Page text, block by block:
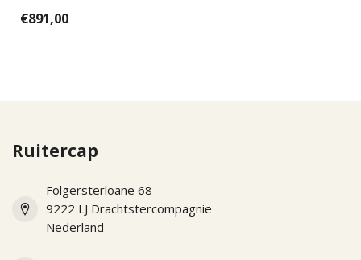
wensen kun...
€891,00
Ruitercap
Folgersterloane 68
9222 LJ Drachtstercompagnie
Nederland